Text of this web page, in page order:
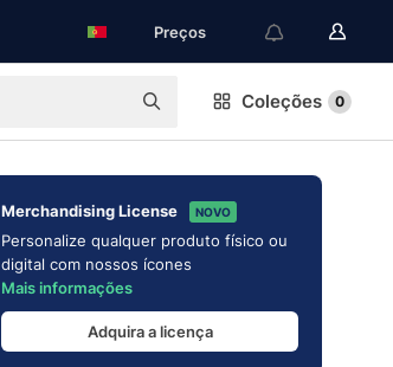
Preços
Coleções 0
Merchandising License NOVO
Personalize qualquer produto físico ou
digital com nossos ícones
Mais informações
Adquira a licença